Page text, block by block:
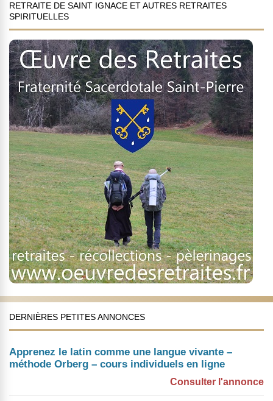
RETRAITE DE SAINT IGNACE ET AUTRES RETRAITES
SPIRITUELLES
DERNIÈRES PETITES ANNONCES
Apprenez le latin comme une langue vivante –
méthode Orberg – cours individuels en ligne
Consulter l'annonce